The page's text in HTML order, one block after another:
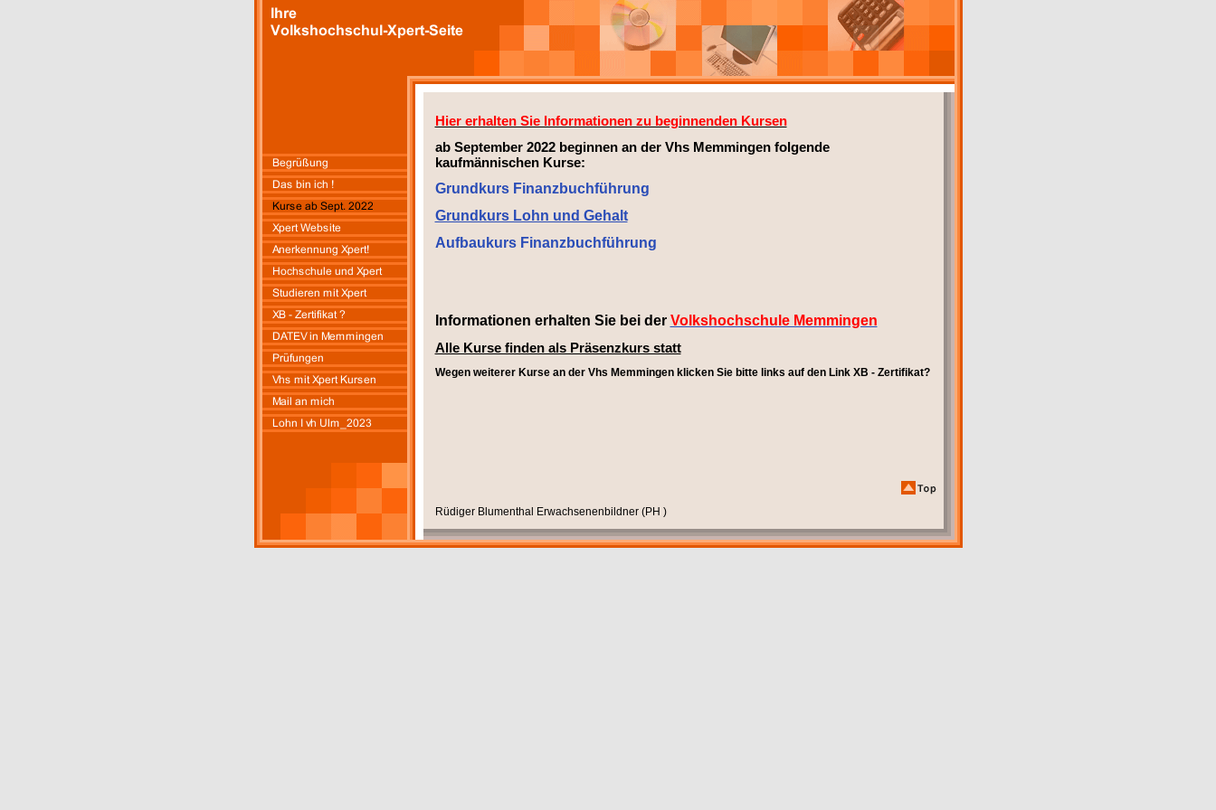
Hier erhalten Sie Informationen zu beginnenden Kursen
ab September 2022 beginnen an der Vhs Memmingen folgende
kaufmännischen Kurse:
Grundkurs Finanzbuchführung
Grundkurs Lohn und Gehalt
Aufbaukurs Finanzbuchführung
Informationen erhalten Sie bei der Volkshochschule Memmingen
Alle Kurse finden als Präsenzkurs statt
Wegen weiterer Kurse an der Vhs Memmingen klicken Sie bitte links auf den Link XB - Zertifikat?
Rüdiger Blumenthal Erwachsenenbildner (PH )